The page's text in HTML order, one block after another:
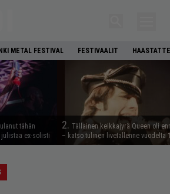
METAL FESTIVAL FESTIVAALIT
tähän
ex-solisti
2. Tällainen keikkajyrä Queen oli
– katso tulinen livetallenne vuodelta